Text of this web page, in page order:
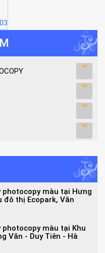
photocopy màu tại Hưng
đô thị Ecopark, Văn
photocopy màu tại Khu
Văn - Duy Tiên - Hà